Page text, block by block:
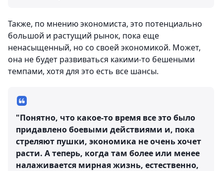
Также, по мнению экономиста, это потенциально
большой и растущий рынок, пока еще
ненасыщенный, но со своей экономикой. Может,
она не будет развиваться какими-то бешеными
темпами, хотя для это есть все шансы.
"Понятно, что какое-то время все это было
придавлено боевыми действиями и, пока
стреляют пушки, экономика не очень хочет
расти. А теперь, когда там более или менее
налаживается мирная жизнь, естественно,